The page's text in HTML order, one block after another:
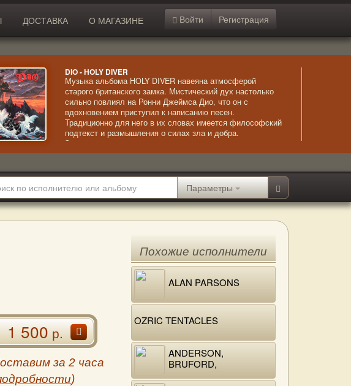
ДОСТАВКА О МАГАЗИНЕ Войти Регистрация
DIO - HOLY DIVER
Музыка альбома HOLY DIVER навеяна атмосферой
старого британского замка. Мистический дух настолько
сильно повлиял на Ронни Джеймса Дио, что он с
вдохновением приступил к написанию песен.
Традиционно для него в их словах имеется философский
подтекст и размышления о силах зла и добра.
Загадочные вступления резко обрываются жестким
ритмом гитары и четким и мощным вокалом Дио. Альбом
продемонстрировав слушателем замечательное
сочетание мелодичности и жесткого металла.
Параметры
1 500р.
за 2 часа
)
Похожие исполнители
ALAN PARSONS
OZRIC TENTACLES
ANDERSON,
BRUFORD,